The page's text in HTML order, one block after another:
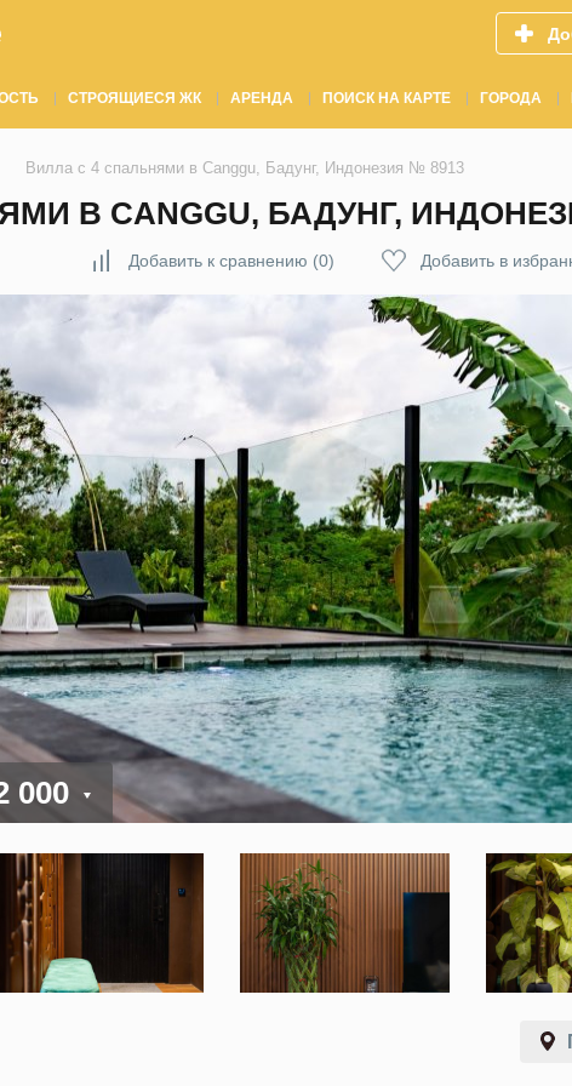
СТРОЯЩИЕСЯ ЖК АРЕНДА ПОИСК НА КАРТЕ ГОРОДА
Вилла с 4 спальнями в Canggu, Бадунг, Индонезия № 8913
В CANGGU, БАДУНГ,
Добавить к сравнению (0) Добавить в
000